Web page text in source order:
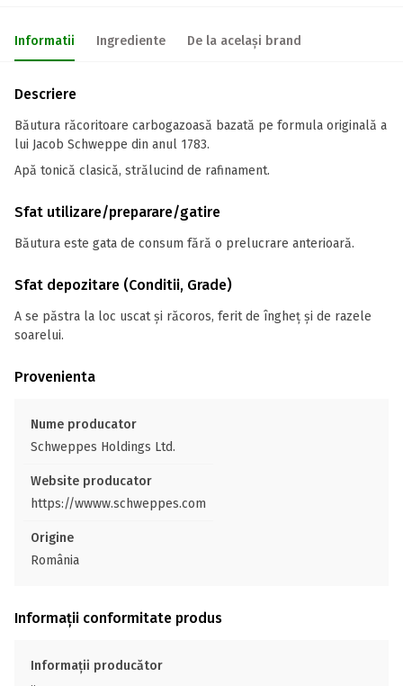
Informatii Ingrediente De la același brand
Descriere
Băutura răcoritoare carbogazoasă bazată pe formula originală a
lui Jacob Schweppe din anul 1783.
Apă tonică clasică, strălucind de rafinament.
Sfat utilizare/preparare/gatire
Băutura este gata de consum fără o prelucrare anterioară.
Sfat depozitare (Conditii, Grade)
A se păstra la loc uscat și răcoros, ferit de îngheț și de razele
soarelui.
Provenienta
Nume producator
Schweppes Holdings Ltd.
Website producator
https://wwww.schweppes.com
Origine
România
Informații conformitate produs
Informații producător